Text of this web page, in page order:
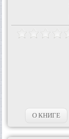
О КНИГЕ